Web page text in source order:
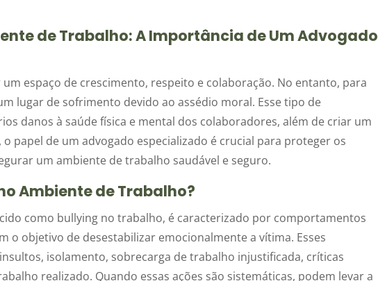
de Trabalho: A Importância de Um Advogado
espaço de crescimento, respeito e colaboração. No entanto, para
lugar de sofrimento devido ao assédio moral. Esse tipo de
danos à saúde física e mental dos colaboradores, além de criar um
papel de um advogado especializado é crucial para proteger os
um ambiente de trabalho saudável e seguro.
Ambiente de Trabalho?
como bullying no trabalho, é caracterizado por comportamentos
o objetivo de desestabilizar emocionalmente a vítima. Esses
isolamento, sobrecarga de trabalho injustificada, críticas
realizado. Quando essas ações são sistemáticas, podem levar a